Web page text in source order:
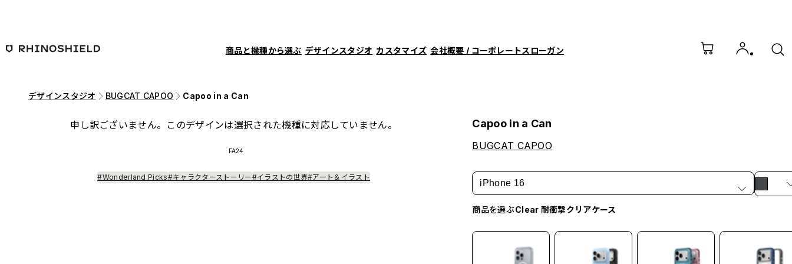
商品と機種から選ぶ デザインスタジオ カスタマイズ 会社概要 / コーポレートスローガン
デザインスタジオ BUGCAT CAPOO Capoo in a Can
申し訳ございません。このデザインは選択された機種に対応していません。
FA24
#Wonderland Picks#キャラクターストーリー#イラストの世界#アート＆イラスト
Capoo in a Can
BUGCAT CAPOO
iPhone 16
商品を選ぶClear 耐衝撃クリアケース